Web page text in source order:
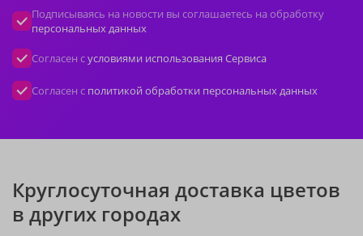
Подписываясь на новости вы соглашаетесь на обработку
персональных данных
Согласен сусловиями использования Сервиса
Согласен с политикой обработки персональных данных
Круглосуточная доставка цветов
в других городах